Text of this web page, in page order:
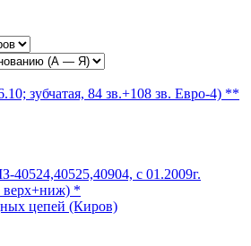
зубчатая, 84 зв.+108 зв. Евро-4) **
с 01.2009г.
верх+ниж) *
цепей (Киров)